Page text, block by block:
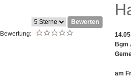
Bewerten
Bewertung:
Bgm
am